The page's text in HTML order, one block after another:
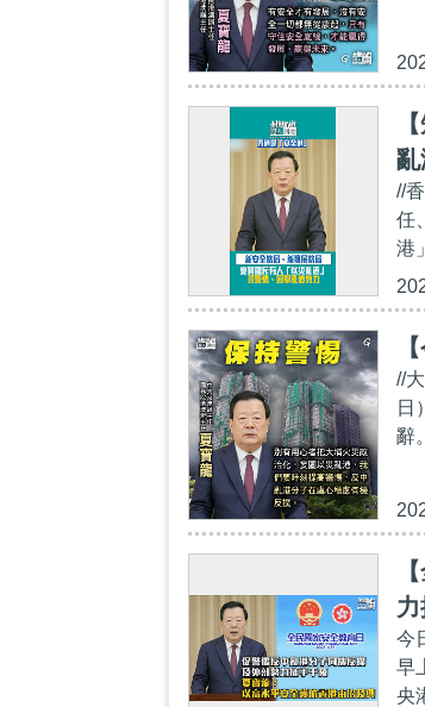
亂
//
任
港
//
日
辭
今
早
央